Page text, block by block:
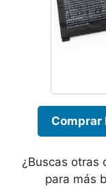
Comprar
¿Buscas otras
para más